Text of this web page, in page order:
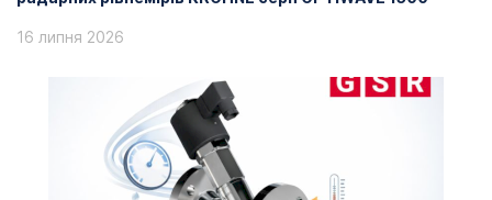
16 липня 2026